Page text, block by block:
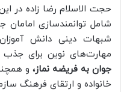
حجت الاسلام رضا زاده در
شامل توانمندسازی
شبهات دینی دانش
مهارت‌های نوین برای
جوان به فریضه نماز، و
خانواده و ارتقای فرهنگ